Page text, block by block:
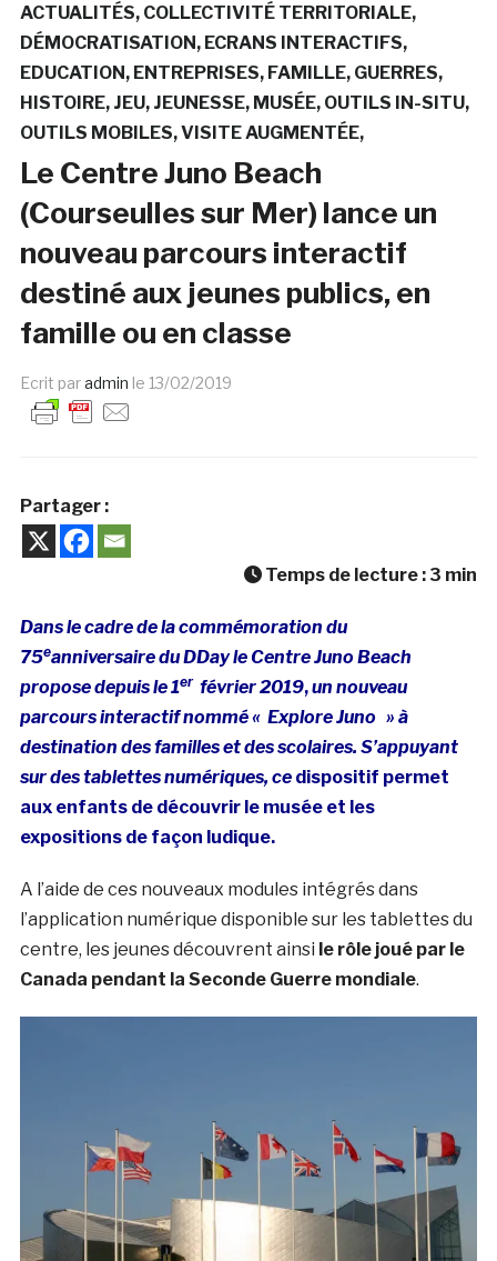
ACTUALITÉS COLLECTIVITÉ TERRITORIALE
DÉMOCRATISATION ECRANS INTERACTIFS
EDUCATION ENTREPRISES FAMILLE GUERRES
HISTOIRE JEU JEUNESSE MUSÉE OUTILS IN-SITU
OUTILS MOBILES VISITE AUGMENTÉE
Le Centre Juno Beach
(Courseulles sur Mer) lance un
nouveau parcours interactif
destiné aux jeunes publics, en
famille ou en classe
Ecrit paradmin le 13/02/2019
Partager :
Temps de lecture : 3 min
Dans le cadre de la commémoration du
75eanniversaire du DDay le Centre Juno Beach
propose depuis le1erfévrier 2019,un nouveau
parcours interactif nommé « Explore Juno » à
destination des familles et des scolaires. S’appuyant
sur des tablettes numériques, ce dispositif permet
aux enfants de découvrir le musée et les
expositions de façon ludique.
A l’aide de ces nouveaux modules intégrés dans
l’application numérique disponible sur les tablettes du
centre, les jeunes découvrent ainsi le rôle joué par le
Canada pendant la Seconde Guerre mondiale.